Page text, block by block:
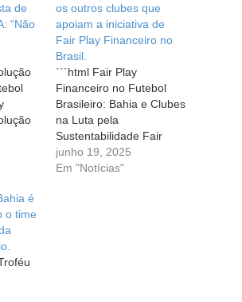
de
“Não
país.
que o
os outros clubes que
apoiam a iniciativa de
Fair Play Financeiro no
Brasil.
```html Fair Play
Financeiro no Futebol
Brasileiro: Bahia e Clubes
na Luta pela
Sustentabilidade Fair
Play Financeiro no
Futebol Brasileiro: Bahia
junho 19, 2025
Em "Notícias"
é
o time